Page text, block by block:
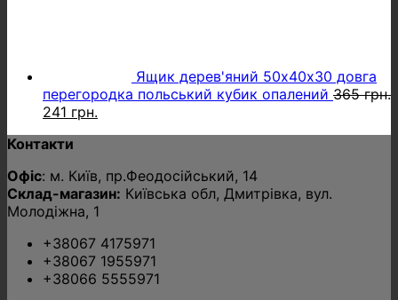
Ящик дерев'яний 50х40х30 довга
перегородка польський кубик опалений 365грн.
Оригінальна
365 грн..
241 грн.
Контакти
Офіс: м. Київ, пр.Феодосійський, 14
Склад-магазин: Київська обл, Дмитрівка, вул.
Молодіжна, 1
+38067 4175971
+38067 1955971
+38066 5555971